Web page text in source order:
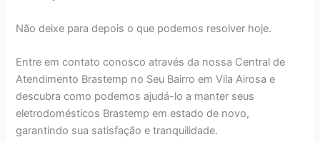
Não deixe para depois o que podemos resolver hoje.
Entre em contato conosco através da nossa Central de
Atendimento Brastemp no Seu Bairro em Vila Airosa e
descubra como podemos ajudá-lo a manter seus
eletrodomésticos Brastemp em estado de novo,
garantindo sua satisfação e tranquilidade.